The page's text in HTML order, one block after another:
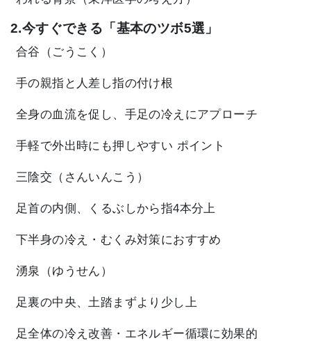
2.今すぐできる「基本のツボ5選」
合谷（ごうこく）
手の親指と人差し指の付け根
全身の血流を促し、手足の冷えにアプローチ
手軽で外出時にも押しやすい ポイント
三陰交（さんいんこう）
足首の内側、くるぶしから指4本分上
下半身の冷え・むくみ対策におすすめ
湧泉（ゆうせん）
足裏の中央、土踏まずより少し上
足全体の冷え改善・エネルギー循環に効果的